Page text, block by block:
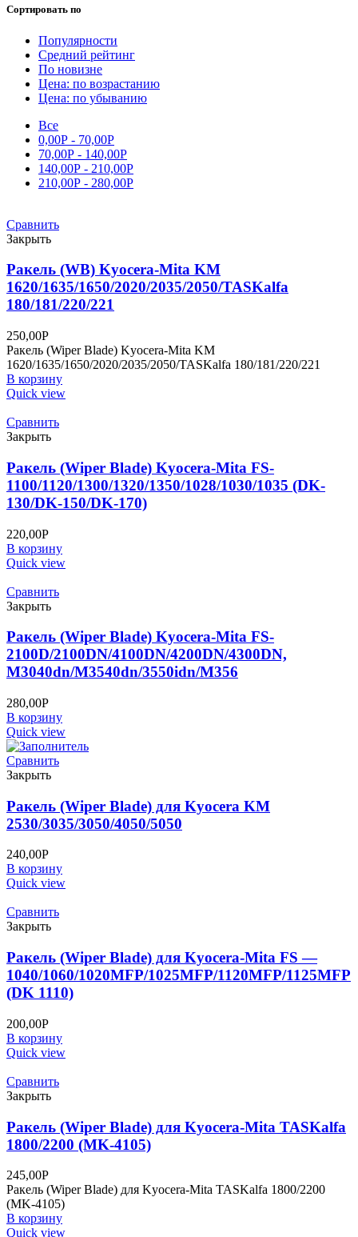
Сортировать по
Популярности
Средний рейтинг
По новизне
Цена: по возрастанию
Цена: по убыванию
Все
0,00Р - 70,00Р
70,00Р - 140,00Р
140,00Р - 210,00Р
210,00Р - 280,00Р
Сравнить
Закрыть
Ракель (WB) Kyocera-Mita KM
1620/1635/1650/2020/2035/2050/TASKalfa
180/181/220/221
250,00Р
Ракель (Wiper Blade) Kyocera-Mita KM
1620/1635/1650/2020/2035/2050/TASKalfa 180/181/220/221
В корзину
Quick view
Сравнить
Закрыть
Ракель (Wiper Blade) Kyocera-Mita FS-
1100/1120/1300/1320/1350/1028/1030/1035 (DK-
130/DK-150/DK-170)
220,00Р
В корзину
Quick view
Сравнить
Закрыть
Ракель (Wiper Blade) Kyocera-Mita FS-
2100D/2100DN/4100DN/4200DN/4300DN,
M3040dn/M3540dn/3550idn/M356
280,00Р
В корзину
Quick view
Сравнить
Закрыть
Ракель (Wiper Blade) для Kyocera KM
2530/3035/3050/4050/5050
240,00Р
В корзину
Quick view
Сравнить
Закрыть
Ракель (Wiper Blade) для Kyocera-Mita FS —
1040/1060/1020MFP/1025MFP/1120MFP/1125MFP
(DK 1110)
200,00Р
В корзину
Quick view
Сравнить
Закрыть
Ракель (Wiper Blade) для Kyocera-Mita TASKalfa
1800/2200 (MK-4105)
245,00Р
Ракель (Wiper Blade) для Kyocera-Mita TASKalfa 1800/2200
(MK-4105)
В корзину
Quick view